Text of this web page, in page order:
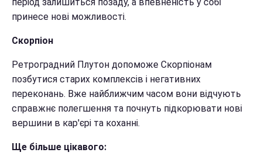
період залишиться позаду, а впевненість у собі
принесе нові можливості.
Скорпіон
Ретроградний Плутон допоможе Скорпіонам
позбутися старих комплексів і негативних
переконань. Вже найближчим часом вони відчують
справжнє полегшення та почнуть підкорювати нові
вершини в кар'єрі та коханні.
Ще більше цікавого: